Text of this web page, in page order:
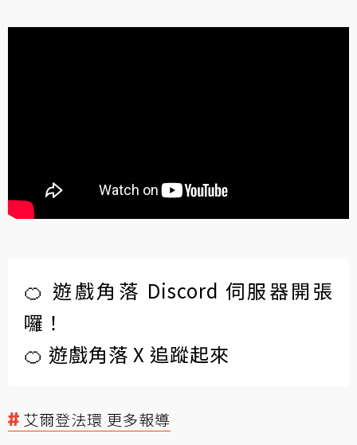
🍊 遊戲角落 Discord 伺服器開張
囉！
🍊 遊戲角落 X 追蹤起來
艾爾登法環 更多報導